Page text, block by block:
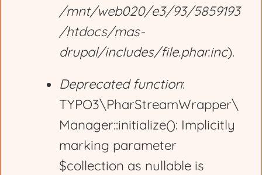
/mnt/web020/e3/93/5859193
/htdocs/mas-
drupal/includes/file.phar.inc).
Deprecated function:
TYPO3\PharStreamWrapper\
Manager::initialize(): Implicitly
marking parameter
$collection as nullable is